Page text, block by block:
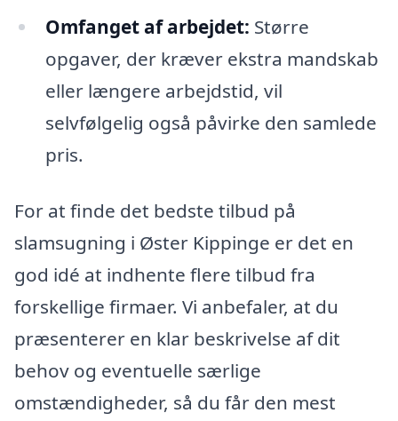
Omfanget af arbejdet: Større
opgaver, der kræver ekstra mandskab
eller længere arbejdstid, vil
selvfølgelig også påvirke den samlede
pris.
For at finde det bedste tilbud på
slamsugning i Øster Kippinge er det en
god idé at indhente flere tilbud fra
forskellige firmaer. Vi anbefaler, at du
præsenterer en klar beskrivelse af dit
behov og eventuelle særlige
omstændigheder, så du får den mest